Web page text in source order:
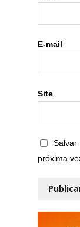
Site
próxima